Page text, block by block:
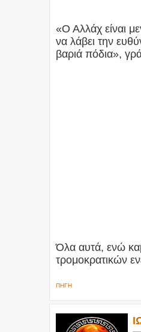
«Ο Αλλάχ είναι
να λάβει την
βαριά πόδια»,
Όλα αυτά, ενώ
τρομοκρατικών
ΠΗΓΗ